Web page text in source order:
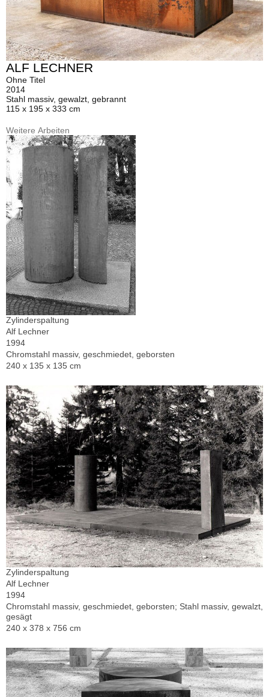
ALF LECHNER
Ohne Titel
2014
Stahl massiv, gewalzt, gebrannt
115 x 195 x 333 cm
Weitere Arbeiten
Zylinderspaltung
Alf Lechner
1994
Chromstahl massiv, geschmiedet, geborsten
240 x 135 x 135 cm
Zylinderspaltung
Alf Lechner
1994
Chromstahl massiv, geschmiedet, geborsten; Stahl massiv, gewalzt,
gesägt
240 x 378 x 756 cm